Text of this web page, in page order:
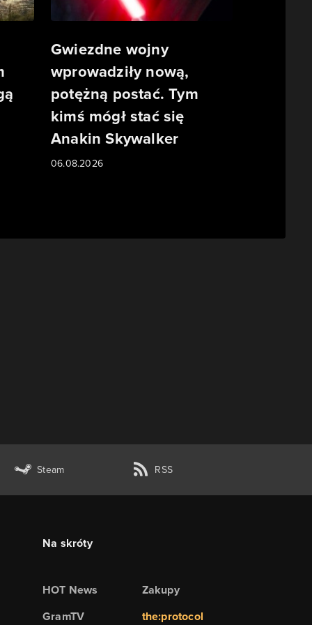
Gwiezdne wojny
wprowadziły nową,
potężną postać. Tym
kimś mógł stać się
Anakin Skywalker
06.08.2026
Steam RSS
Na skróty
HOT News
GramTV
Zakupy
the:protocol